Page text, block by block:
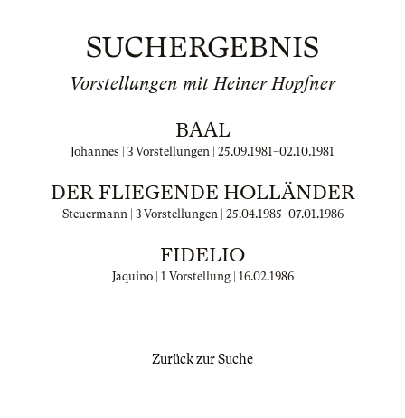
SUCHERGEBNIS
Vorstellungen mit Heiner Hopfner
BAAL
Johannes | 3 Vorstellungen | 25.09.1981–02.10.1981
DER FLIEGENDE HOLLÄNDER
Steuermann | 3 Vorstellungen | 25.04.1985–07.01.1986
FIDELIO
Jaquino | 1 Vorstellung | 16.02.1986
Zurück zur Suche